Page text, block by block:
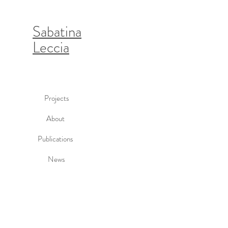
Sabatina
Leccia
Projects
About
Publications
News